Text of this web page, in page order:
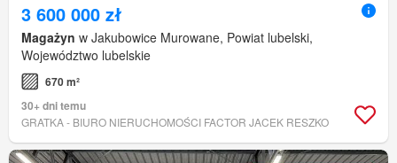
3 600 000 zł
Magażyn w Jakubowice Murowane, Powiat lubelski,
Województwo lubelskie
670 m²
30+ dni temu
GRATKA - BIURO NIERUCHOMOŚCI FACTOR JACEK RESZKO